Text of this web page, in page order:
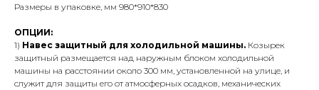
Размеры в упаковке, мм 980*910*830
ОПЦИИ:
1) Навес защитный для холодильной машины. Козырек
защитный размещается над наружным блоком холодильной
машины на расстоянии около 300 мм, установленной на улице, и
служит для защиты его от атмосферных осадков, механических